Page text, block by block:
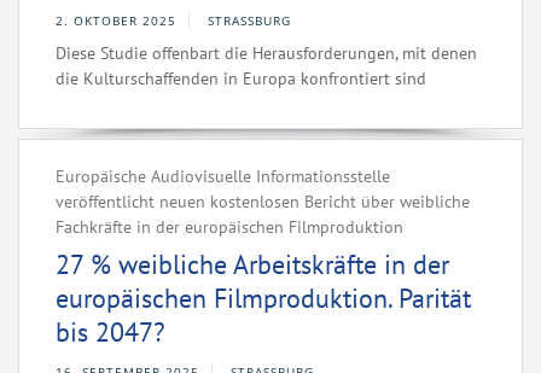
2. OKTOBER 2025 STRASSBURG
Diese Studie offenbart die Herausforderungen, mit denen
die Kulturschaffenden in Europa konfrontiert sind
Europäische Audiovisuelle Informationsstelle
veröffentlicht neuen kostenlosen Bericht über weibliche
Fachkräfte in der europäischen Filmproduktion
27 % weibliche Arbeitskräfte in der
europäischen Filmproduktion. Parität
bis 2047?